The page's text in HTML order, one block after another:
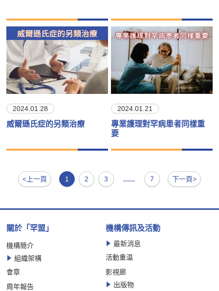
2024.01.28
威爾遜氏症的另類治療
2024.01.21
專業護理對罕病患者同樣重
要
<上一頁 1 2 3 ...... 7 下一頁>
關於「罕盟」
機構簡介
組織架構
會章
周年報告
機構傳訊及活動
最新消息
活動重温
影視廊
出版物